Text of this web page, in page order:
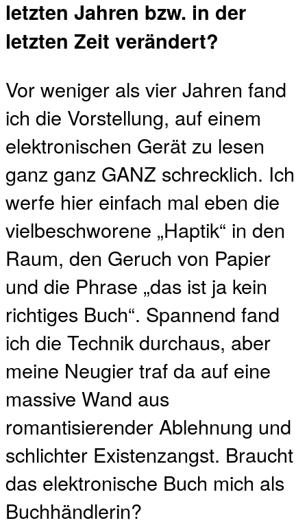
letzten Jahren bzw. in der
letzten Zeit verändert?
Vor weniger als vier Jahren fand
ich die Vorstellung, auf einem
elektronischen Gerät zu lesen
ganz ganz GANZ schrecklich. Ich
werfe hier einfach mal eben die
vielbeschworene „Haptik“ in den
Raum, den Geruch von Papier
und die Phrase „das ist ja kein
richtiges Buch“. Spannend fand
ich die Technik durchaus, aber
meine Neugier traf da auf eine
massive Wand aus
romantisierender Ablehnung und
schlichter Existenzangst. Braucht
das elektronische Buch mich als
Buchhändlerin?